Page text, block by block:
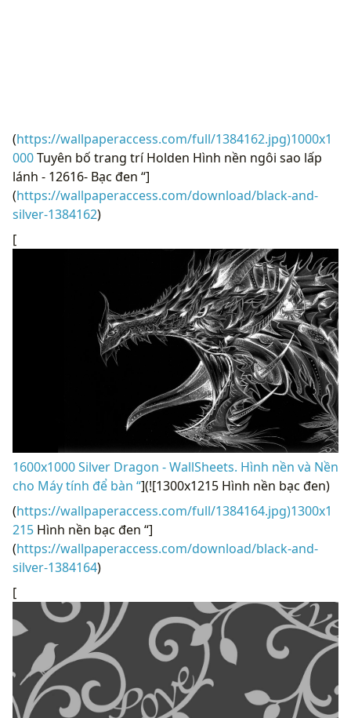
(https://wallpaperaccess.com/full/1384162.jpg)1000x1
000Tuyên bố trang trí Holden Hình nền ngôi sao lấp
lánh - 12616- Bạc đen “]
(https://wallpaperaccess.com/download/black-and-
silver-1384162)
[
1600x1000 Silver Dragon - WallSheets. Hình nền và Nền
cho Máy tính để bàn “](![1300x1215 Hình nền bạc đen)
(https://wallpaperaccess.com/full/1384164.jpg)1300x1
215 Hình nền bạc đen “]
(https://wallpaperaccess.com/download/black-and-
silver-1384164)
[